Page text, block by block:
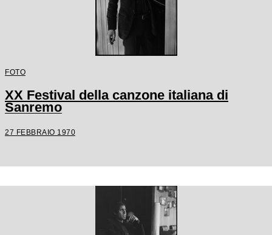
FOTO
XX Festival della canzone italiana di
Sanremo
27 FEBBRAIO 1970